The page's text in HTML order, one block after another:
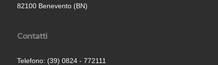
82100 Benevento (BN)
Contatti
Telefono: (39) 0824 - 772111